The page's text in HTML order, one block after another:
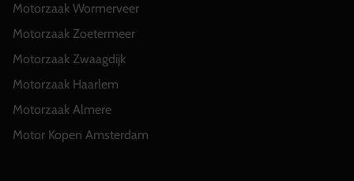
Motorzaak Wormerveer
Motorzaak Zoetermeer
Motorzaak Zwaagdijk
Motorzaak Haarlem
Motorzaak Almere
Motor Kopen Amsterdam